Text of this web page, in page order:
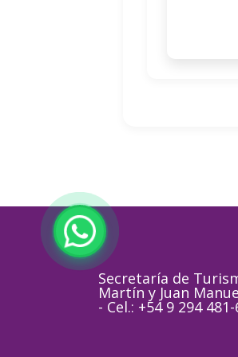
Secretaría de
Martín y Juan
- Cel.: +54 9 294